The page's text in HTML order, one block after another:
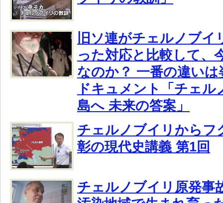
旧ソ連がチェルノブイ
った対応と比較して、
なのか？ 一番の違い
ドキュメント「チェ
島へ 未来の答案」
チェルノブイリからフ
彰の現代史講義 第1回
チェルノブイリ原発事